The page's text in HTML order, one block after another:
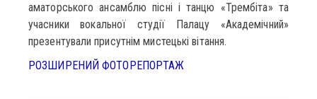
аматорського ансамблю пісні і танцю «Трембіта» та
учасники вокальної студії Палацу «Академічний»
презентували присутнім мистецькі вітання.
РОЗШИРЕНИЙ ФОТОРЕПОРТАЖ